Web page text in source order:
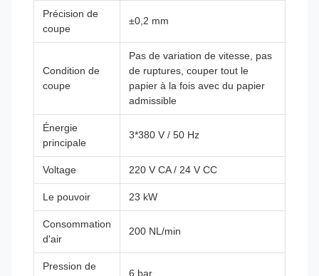
Précision de
coupe
±0,2 mm
Condition de
coupe
Pas de variation de vitesse, pas
de ruptures, couper tout le
papier à la fois avec du papier
admissible
Énergie
principale
3*380 V / 50 Hz
Voltage 220 V CA / 24 V CC
Le pouvoir 23 kW
Consommation
d'air
200 NL/min
Pression de
6 bar